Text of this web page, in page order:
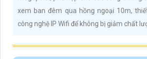
xem ban đêm qua hồng ngoại 10m,
công nghệ IP Wifi để không bị giảm chất